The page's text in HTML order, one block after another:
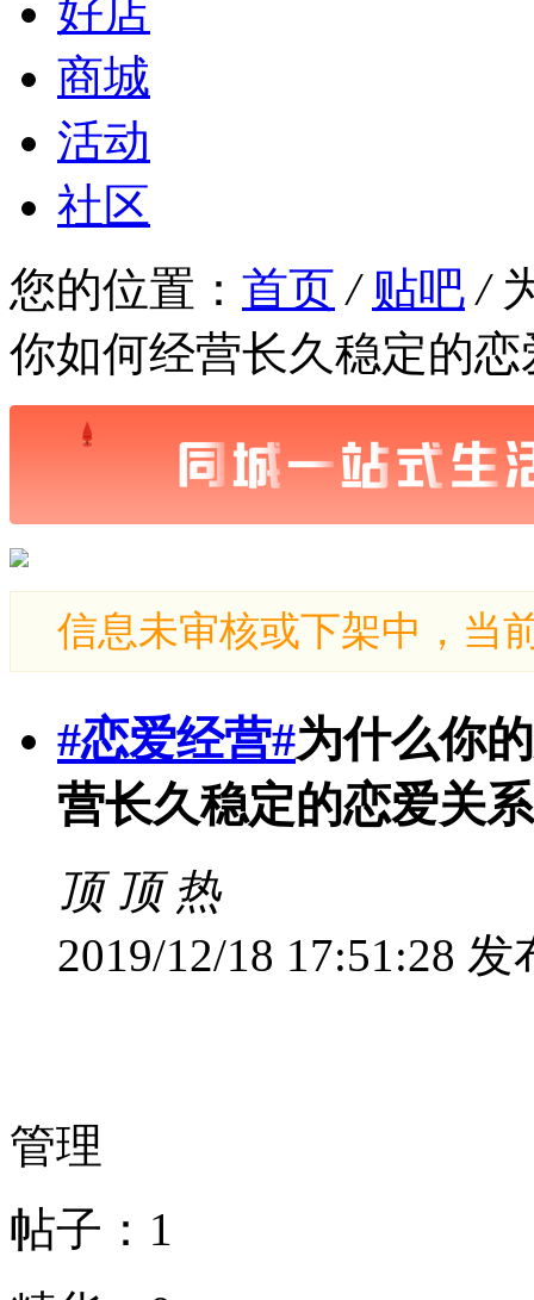
好店
商城
活动
社区
您的位置： 首页 / 贴吧 /
你如何经营长久稳定的
信息未审核或下架中，当
#恋爱经营#为什么你
营长久稳定的恋爱关
顶 顶 热
2019/12/18 17:51:28 发
管理
帖子：1